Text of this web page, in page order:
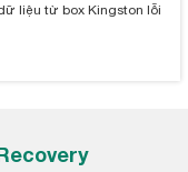
liệu từ box Kingston lỗi